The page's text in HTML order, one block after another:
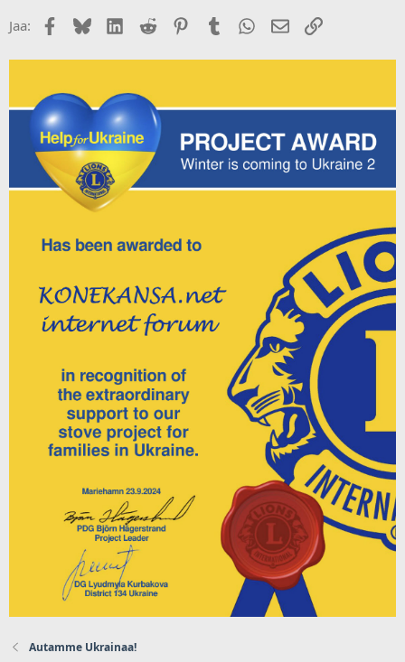
Jaa: Facebook
BlueskyLinkedIn
Reddit PinterestTumblr WhatsApp
Sähköposti
Linkki
Autamme Ukrainaa!